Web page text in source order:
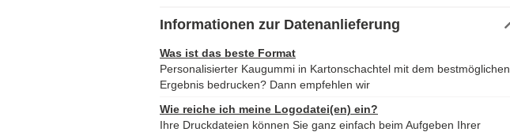
Informationen zur Datenanlieferung
Was ist das beste Format
Personalisierter Kaugummi in Kartonschachtel mit dem bestmöglichen
Ergebnis bedrucken? Dann empfehlen wir
Wie reiche ich meine Logodatei(en) ein?
Ihre Druckdateien können Sie ganz einfach beim Aufgeben Ihrer